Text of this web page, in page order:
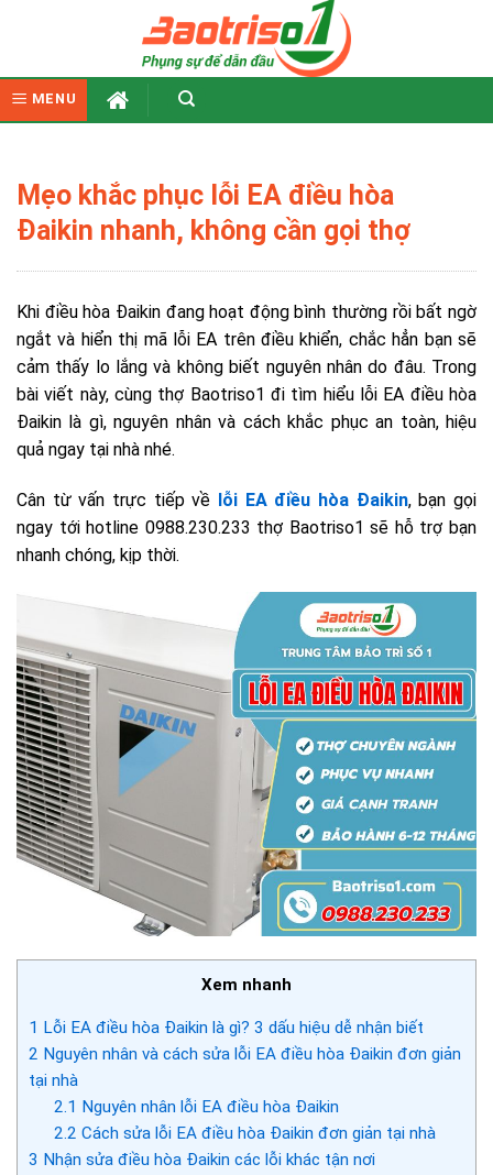
MENU
Mẹo khắc phục lỗi EA điều hòa
Đaikin nhanh, không cần gọi thợ
Khi điều hòa Đaikin đang hoạt động bình thường rồi bất ngờ
ngắt và hiển thị mã lỗi EA trên điều khiển, chắc hẳn bạn sẽ
cảm thấy lo lắng và không biết nguyên nhân do đâu. Trong
bài viết này, cùng thợ Baotriso1 đi tìm hiểu lỗi EA điều hòa
Đaikin là gì, nguyên nhân và cách khắc phục an toàn, hiệu
quả ngay tại nhà nhé.
Cân từ vấn trực tiếp về lỗi EA điều hòa Đaikin, bạn gọi
ngay tới hotline 0988.230.233 thợ Baotriso1 sẽ hỗ trợ bạn
nhanh chóng, kịp thời.
Xem nhanh
1 Lỗi EA điều hòa Đaikin là gì? 3 dấu hiệu dễ nhận biết
2 Nguyên nhân và cách sửa lỗi EA điều hòa Đaikin đơn giản
tại nhà
2.1 Nguyên nhân lỗi EA điều hòa Đaikin
2.2 Cách sửa lỗi EA điều hòa Đaikin đơn giản tại nhà
3 Nhận sửa điều hòa Đaikin các lỗi khác tận nơi